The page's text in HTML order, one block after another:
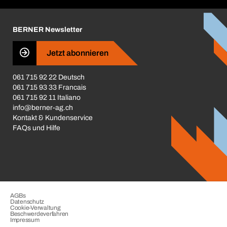
Business Conduct
BERNER Newsletter
Jetzt abonnieren
061 715 92 22 Deutsch
061 715 93 33 Francais
061 715 92 11 Italiano
info@berner-ag.ch
Kontakt & Kundenservice
FAQs und Hilfe
AGBs
Datenschutz
Cookie-Verwaltung
Beschwerdeverfahren
Impressum